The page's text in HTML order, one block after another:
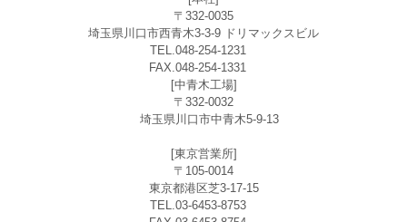
〒332-0035
埼玉県川口市西青木3-3-9 ドリマックスビル
TEL.048-254-1231
FAX.048-254-1331
[中青木工場]
〒332-0032
埼玉県川口市中青木5-9-13
[東京営業所]
〒105-0014
東京都港区芝3-17-15
TEL.03-6453-8753